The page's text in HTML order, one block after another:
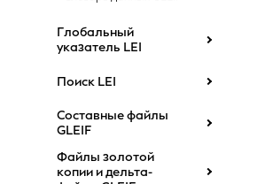
Глобальный
указатель LEI
Поиск LEI
Составные файлы
GLEIF
Файлы золотой
копии и дельта-